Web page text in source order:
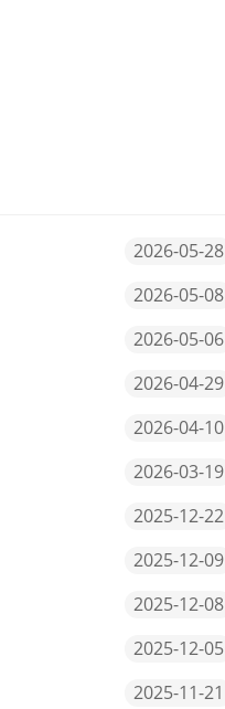
2026-05-28
2026-05-08
2026-05-06
2026-04-29
2026-04-10
2026-03-19
2025-12-22
2025-12-09
2025-12-08
2025-12-05
2025-11-21